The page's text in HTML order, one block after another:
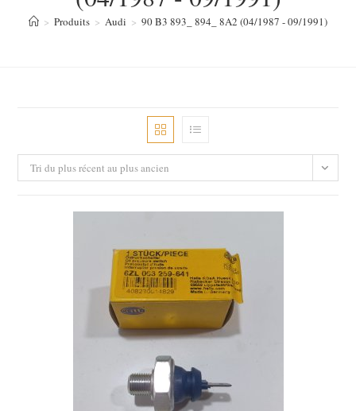
> Produits > Audi > 90 B3 893_ 894_ 8A2 (04/1987 - 09/1991)
Tri du plus récent au plus ancien